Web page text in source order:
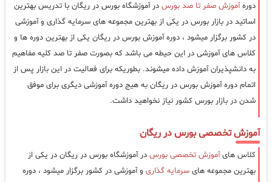
دورهآموزش صفر تا صد بورس در آموزشگاه بورس در ریگان با تدریس بهترین
اساتید در بازار بورس در یکی از بهترین مجموعه های سرمایه گذاری و آموزشی
در کشور برگزار میشود ، دوره آموزش بورس در ریگان یکی از بهترین دوره ها و
کلاس های آموزشی در این حیطه می باشد که بصورت صفر تا صد کلیه مفاهیم
به دانشپذیران آموزش داده میشوند. بطوریکه برای فعالیت در این بازار پس از
اتمام دوره آموزش بورس در ریگان به هیج دوره آموزشی دیگری برای موفق
شدن در بازار بورس کشور نیاز نخواهید داشت.
آموزش تخصصی بورس در ریگان
کلاس هایآموزش تخصصی بورس در آموزشگاه بورس در ریگان در یکی از
بهترین مجموعه های سرمایه گذاری و آموزشی در کشور برگزار میشود ، دوره